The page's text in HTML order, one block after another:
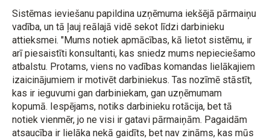
Sistēmas ieviešanu papildina uzņēmuma iekšējā pārmaiņu
vadība, un tā ļauj reālajā vidē sekot līdzi darbinieku
attieksmei. "Mums notiek apmācības, kā lietot sistēmu, ir
arī piesaistīti konsultanti, kas sniedz mums nepieciešamo
atbalstu. Protams, viens no vadības komandas lielākajiem
izaicinājumiem ir motivēt darbiniekus. Tas nozīmē stāstīt,
kas ir ieguvumi gan darbiniekam, gan uzņēmumam
kopumā. Iespējams, notiks darbinieku rotācija, bet tā
notiek vienmēr, jo ne visi ir gatavi pārmaiņām. Pagaidām
atsaucība ir lielāka nekā gaidīts, bet nav zināms, kas mūs